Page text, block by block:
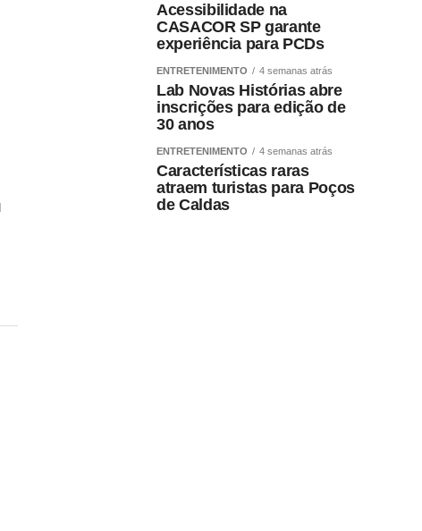
Acessibilidade na
CASACOR SP garante
experiência para PCDs
ENTRETENIMENTO 4 semanas atrás
Lab Novas Histórias abre
inscrições para edição de
30 anos
ENTRETENIMENTO 4 semanas atrás
Características raras
atraem turistas para Poços
de Caldas